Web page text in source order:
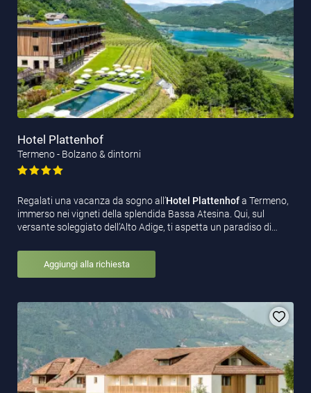
Hotel Plattenhof
Termeno - Bolzano & dintorni
Regalati una vacanza da sogno all’Hotel Plattenhofa Termeno,
immerso nei vigneti della splendida Bassa Atesina. Qui, sul
versante soleggiato dell’Alto Adige, ti aspetta un paradiso di…
Aggiungi alla richiesta